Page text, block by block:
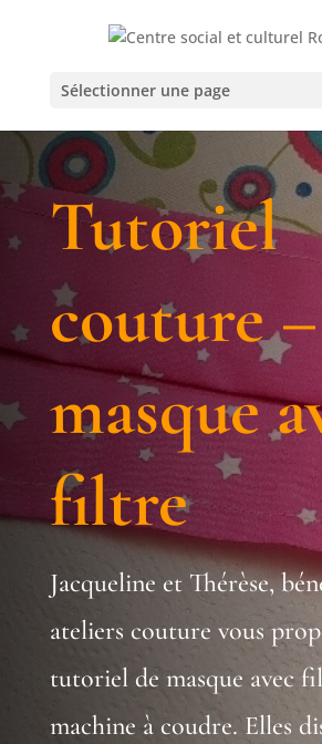
Sélectionner une page
Tutoriel
couture –
masque
filtre
Jacqueline et Thérèse,
ateliers couture vous
tutoriel de masque avec
machine à coudre. Elles